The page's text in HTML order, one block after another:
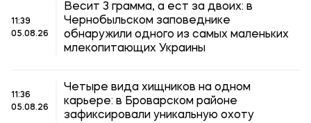
11:39
05.08.26
Весит 3 грамма, а ест за двоих: в
Чернобыльском заповеднике
обнаружили одного из самых маленьких
млекопитающих Украины
11:36
05.08.26
Четыре вида хищников на одном
карьере: в Броварском районе
зафиксировали уникальную охоту